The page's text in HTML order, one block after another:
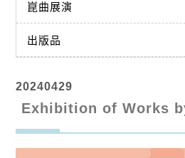
崑曲展演
出版品
20240429
Exhibition of Works